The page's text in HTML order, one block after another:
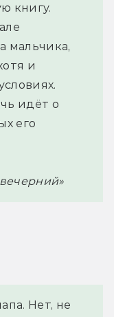
книгу.
мальчика,
и
идёт о
его
Нет, не